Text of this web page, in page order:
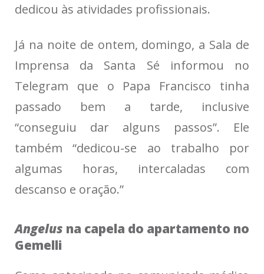
dedicou às atividades profissionais.
Já na noite de ontem, domingo, a Sala de
Imprensa da Santa Sé informou no
Telegram que o Papa Francisco tinha
passado bem a tarde, inclusive
“conseguiu dar alguns passos”. Ele
também “dedicou-se ao trabalho por
algumas horas, intercaladas com
descanso e oração.”
Angelus na capela do apartamento no
Gemelli